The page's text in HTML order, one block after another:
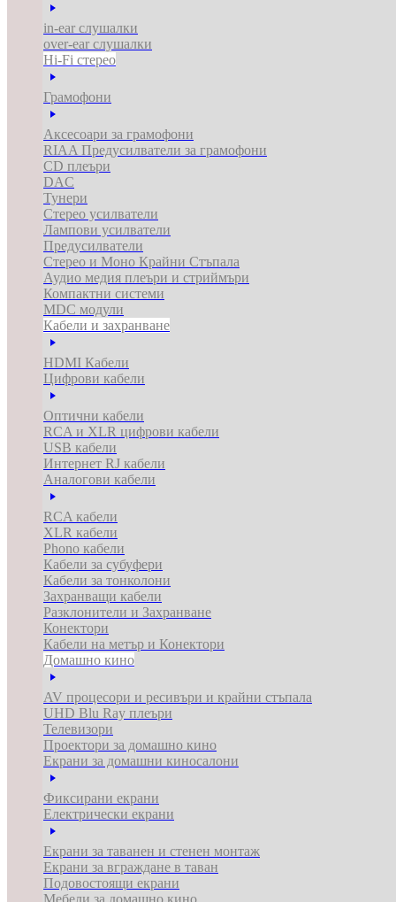
in-ear слушалки
over-ear слушалки
Hi-Fi стерео
Грамофони
Аксесоари за грамофони
RIAA Предусилватели за грамофони
CD плеъри
DAC
Тунери
Стерео усилватели
Лампови усилватели
Предусилватели
Стерео и Моно Крайни Стъпала
Аудио медия плеъри и стриймъри
Компактни системи
MDC модули
Кабели и захранване
HDMI Кабели
Цифрови кабели
Оптични кабели
RCA и XLR цифрови кабели
USB кабели
Интернет RJ кабели
Аналогови кабели
RCA кабели
XLR кабели
Phono кабели
Кабели за субуфери
Кабели за тонколони
Захранващи кабели
Разклонители и Захранване
Конектори
Кабели на метър и Конектори
Домашно кино
AV процесори и ресивъри и крайни стъпала
UHD Blu Ray плеъри
Телевизори
Проектори за домашно кино
Екрани за домашни киносалони
Фиксирани екрани
Електрически екрани
Екрани за таванен и стенен монтаж
Екрани за вграждане в таван
Подовостоящи екрани